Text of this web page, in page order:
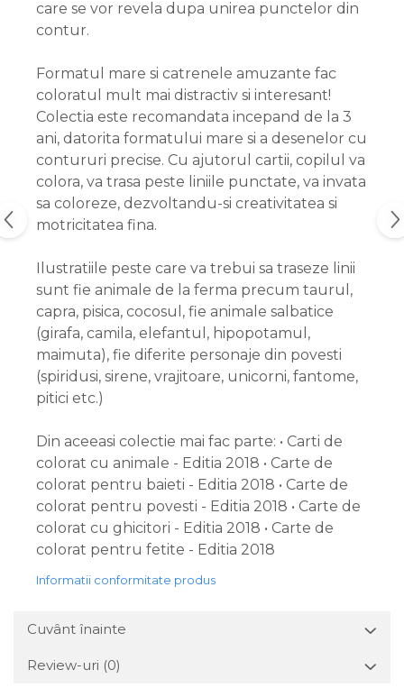
care se vor revela dupa unirea punctelor din
contur.
Formatul mare si catrenele amuzante fac
coloratul mult mai distractiv si interesant!
Colectia este recomandata incepand de la 3
ani, datorita formatului mare si a desenelor cu
contururi precise. Cu ajutorul cartii, copilul va
colora, va trasa peste liniile punctate, va invata
sa coloreze, dezvoltandu-si creativitatea si
motricitatea fina.
Ilustratiile peste care va trebui sa traseze linii
sunt fie animale de la ferma precum taurul,
capra, pisica, cocosul, fie animale salbatice
(girafa, camila, elefantul, hipopotamul,
maimuta), fie diferite personaje din povesti
(spiridusi, sirene, vrajitoare, unicorni, fantome,
pitici etc.)
Din aceeasi colectie mai fac parte: • Carti de
colorat cu animale - Editia 2018 • Carte de
colorat pentru baieti - Editia 2018 • Carte de
colorat pentru povesti - Editia 2018 • Carte de
colorat cu ghicitori - Editia 2018 • Carte de
colorat pentru fetite - Editia 2018
Informatii conformitate produs
Cuvânt înainte
Review-uri (0)